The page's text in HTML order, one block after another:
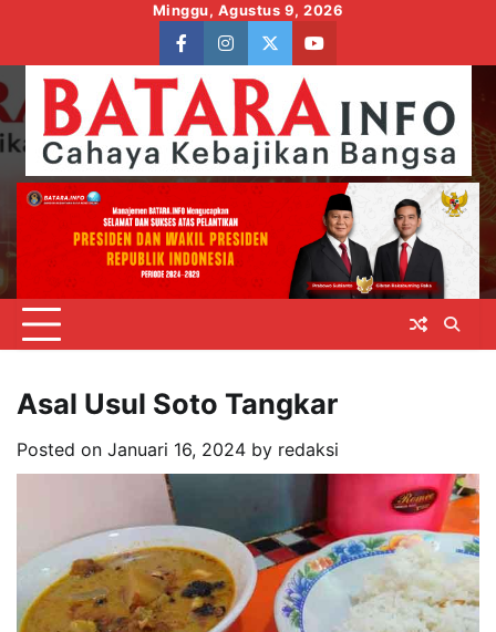
content
Minggu, Agustus 9, 2026
facebookinstagram
twitteryoutube
Asal Usul Soto Tangkar
Posted on Januari 16, 2024 by redaksi